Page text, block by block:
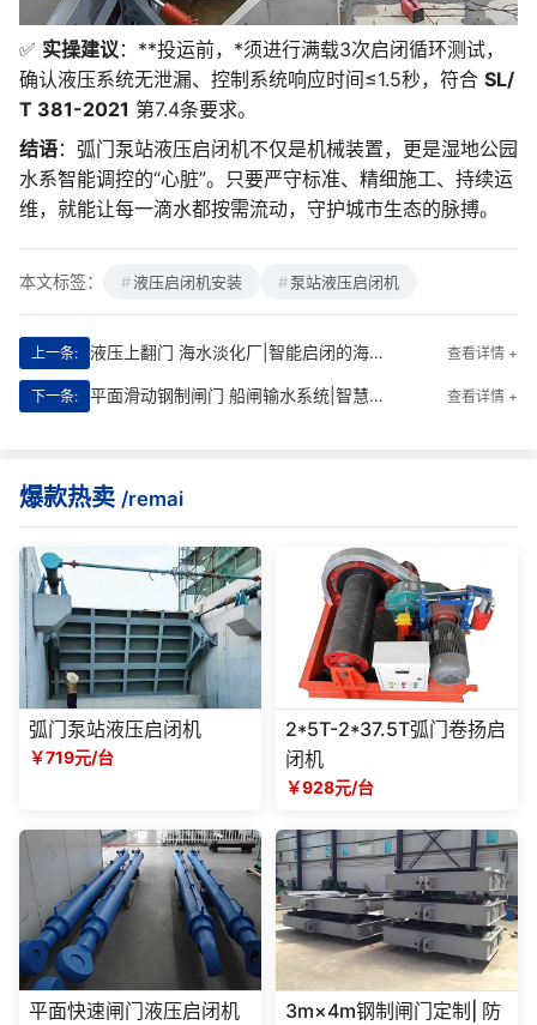
✅ 实操建议：**投运前，*须进行满载3次启闭循环测试，
确认液压系统无泄漏、控制系统响应时间≤1.5秒，符合 SL/
T 381-2021 第7.4条要求。
结语：弧门泵站液压启闭机不仅是机械装置，更是湿地公园
水系智能调控的“心脏”。只要严守标准、精细施工、持续运
维，就能让每一滴水都按需流动，守护城市生态的脉搏。
本文标签： 液压启闭机安装 泵站液压启闭机
上一条: 液压上翻门 海水淡化厂|智能启闭的海洋守护者 查看详情 +
下一条: 平面滑动钢制闸门 船闸输水系统|智慧启闭的水利守护者 查看详情 +
爆款热卖 /remai
弧门泵站液压启闭机
￥719元/台
2*5T-2*37.5T弧门卷扬启
闭机
￥928元/台
平面快速闸门液压启闭机
3m×4m钢制闸门定制| 防